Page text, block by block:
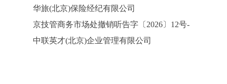
华旅(北京)保险经纪有限公司
京技管商务市场处撤销听告字〔2026〕12号-
中联英才(北京)企业管理有限公司